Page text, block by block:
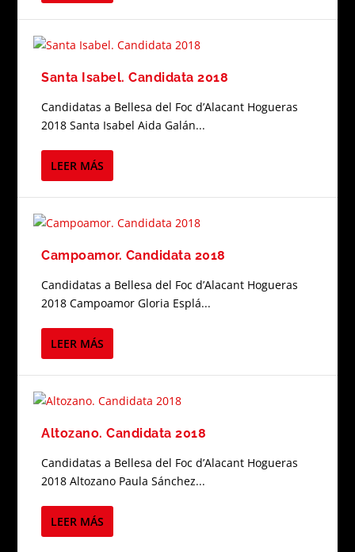
Santa Isabel. Candidata 2018
Candidatas a Bellesa del Foc d’Alacant Hogueras
2018 Santa Isabel Aida Galán...
LEER MÁS
Campoamor. Candidata 2018
Candidatas a Bellesa del Foc d’Alacant Hogueras
2018 Campoamor Gloria Esplá...
LEER MÁS
Altozano. Candidata 2018
Candidatas a Bellesa del Foc d’Alacant Hogueras
2018 Altozano Paula Sánchez...
LEER MÁS